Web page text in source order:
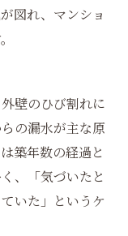
図れ、マンショ
壁のひび割れに
の漏水が主な原
築年数の経過と
、「気づいたと
いた」というケ